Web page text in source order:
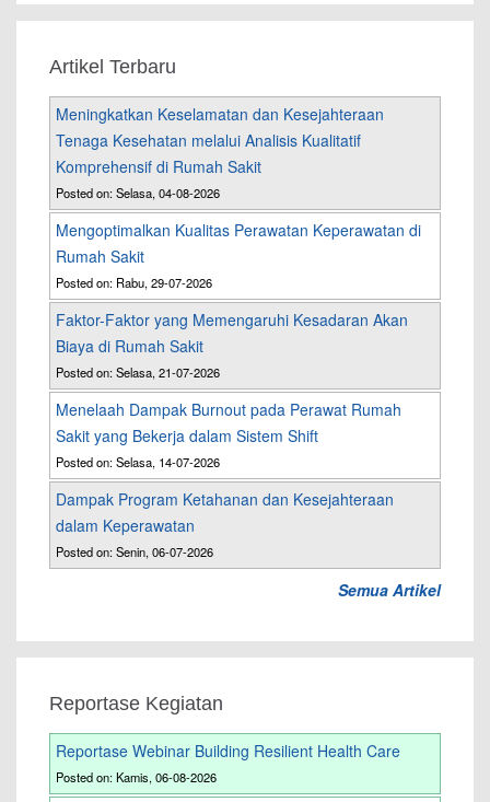
Artikel Terbaru
Meningkatkan Keselamatan dan Kesejahteraan
Tenaga Kesehatan melalui Analisis Kualitatif
Komprehensif di Rumah Sakit
Posted on: Selasa, 04-08-2026
Mengoptimalkan Kualitas Perawatan Keperawatan di
Rumah Sakit
Posted on: Rabu, 29-07-2026
Faktor-Faktor yang Memengaruhi Kesadaran Akan
Biaya di Rumah Sakit
Posted on: Selasa, 21-07-2026
Menelaah Dampak Burnout pada Perawat Rumah
Sakit yang Bekerja dalam Sistem Shift
Posted on: Selasa, 14-07-2026
Dampak Program Ketahanan dan Kesejahteraan
dalam Keperawatan
Posted on: Senin, 06-07-2026
Semua Artikel
Reportase Kegiatan
Reportase Webinar Building Resilient Health Care
Posted on: Kamis, 06-08-2026